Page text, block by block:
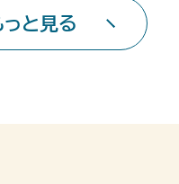
っと見る